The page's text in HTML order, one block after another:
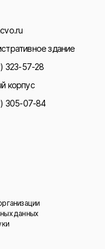
здание
323-57-28
корпус
305-07-84
данных